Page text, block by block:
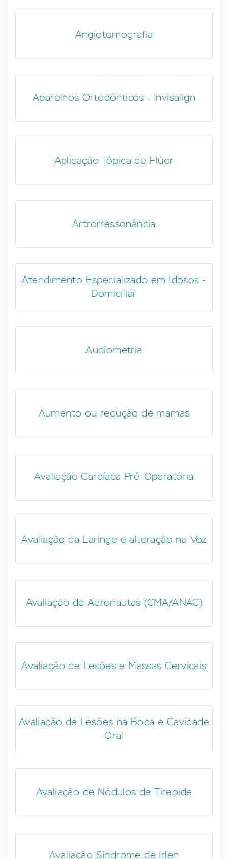
Angiotomografia
Aparelhos Ortodônticos - Invisalign
Aplicação Tópica de Flúor
Artrorressonância
Atendimento Especializado em Idosos -
Domiciliar
Audiometria
Aumento ou redução de mamas
Avaliação Cardíaca Pré-Operatória
Avaliação da Laringe e alteração na Voz
Avaliação de Aeronautas (CMA/ANAC)
Avaliação de Lesões e Massas Cervicais
Avaliação de Lesões na Boca e Cavidade
Oral
Avaliação de Nódulos de Tireoide
Avaliação Síndrome de Irlen